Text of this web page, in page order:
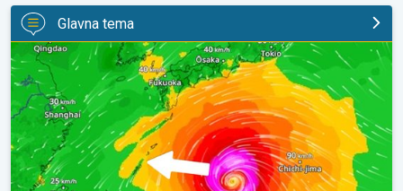
Glavna tema
Japan se priprema za tajfun Dolphin. Strah od klizišta. . .